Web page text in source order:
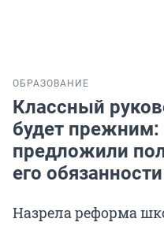
ОБРАЗОВАНИЕ
Классный
будет прежним:
предложили
его обязанности
Назрела реформа